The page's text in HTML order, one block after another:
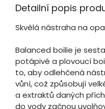
Detailní popis
Skvělá nástraha na
Balanced boilie je
potápivé a plovoucí
to, aby odlehčená
vůní, což způsobují
a extraktů daných
do vody začnou